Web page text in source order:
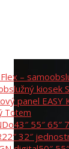
–
kiosek
panel EASY
Totem
43″ 55″ 65″
22″ 32″